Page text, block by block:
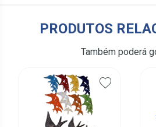
PRODUTOS
Também poderá